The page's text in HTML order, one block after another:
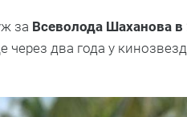
за Всеволода Шаханова в
через два года у